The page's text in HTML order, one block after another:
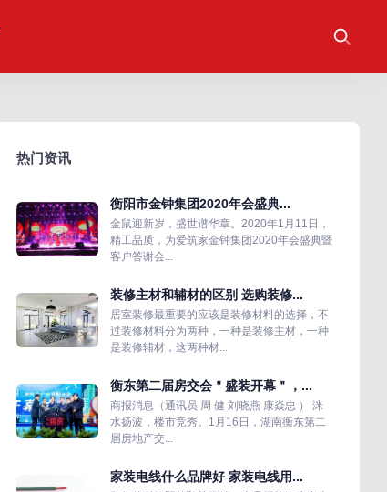
热门资讯
衡阳市金钟集团2020年会盛典...
金鼠迎新岁，盛世谱华章。2020年1月11日，
精工品质，为爱筑家金钟集团2020年会盛典暨
客户答谢会...
装修主材和辅材的区别 选购装修...
居室装修最重要的应该是装修材料的选择，不
过装修材料分为两种，一种是装修主材，一种
是装修辅材，这两种材...
衡东第二届房交会＂盛装开幕＂，...
商报消息（通讯员 周 健 刘晓燕 康焱忠 ） 洣
水扬波，楼市竞秀。1月16日，湖南衡东第二
届房地产交...
家装电线什么品牌好 家装电线用...